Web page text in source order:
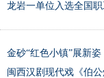
龙岩一单位入选全国
金砂“红色小镇”展新姿
闽西汉剧现代戏《伯